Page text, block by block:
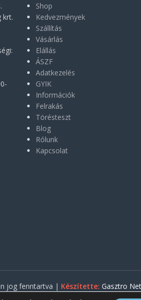
krt.
Shop
Kedvezmények
Szállítás
Vásárlás
Elállás
ÁSZF
Adatkezelés
GYIK
Információk
Felrakás
Törésteszt
Blog
Rólunk
Kapcsolat
jog fenntartva | Készítette: Gasztro